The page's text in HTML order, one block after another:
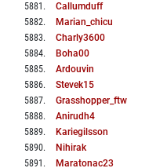
5881 . Callumduff
5882. Marian_chicu
5883. Charly3600
5884. Boha00
5885. Ardouvin
5886. Stevek15
5887. Grasshopper_ftw
5888. Anirudh4
5889. Kariegilsson
5890. Nihirak
5891 . Maratonac23